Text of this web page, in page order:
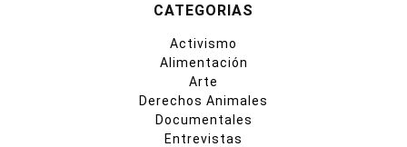
CATEGORIAS
Activismo
Alimentación
Arte
Derechos Animales
Documentales
Entrevistas